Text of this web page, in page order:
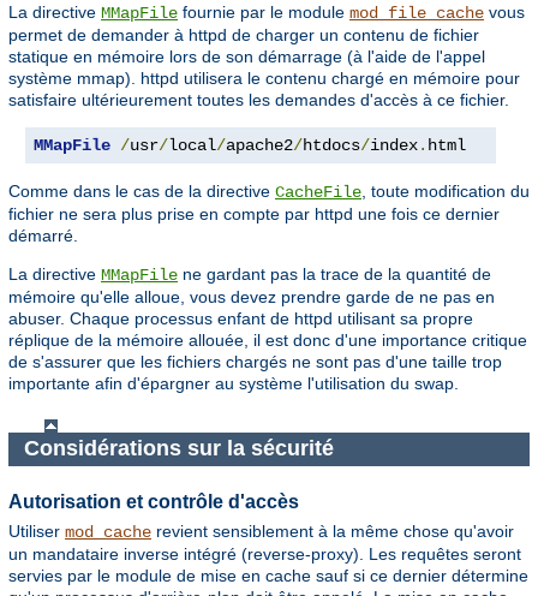
La directive MMapFile fournie par le module mod_file_cache vous
permet de demander à httpd de charger un contenu de fichier
statique en mémoire lors de son démarrage (à l'aide de l'appel
système mmap). httpd utilisera le contenu chargé en mémoire pour
satisfaire ultérieurement toutes les demandes d'accès à ce fichier.
MMapFile /usr/local/apache2/htdocs/index. html
Comme dans le cas de la directive CacheFile , toute modification du
fichier ne sera plus prise en compte par httpd une fois ce dernier
démarré.
La directive MMapFile ne gardant pas la trace de la quantité de
mémoire qu'elle alloue, vous devez prendre garde de ne pas en
abuser. Chaque processus enfant de httpd utilisant sa propre
réplique de la mémoire allouée, il est donc d'une importance critique
de s'assurer que les fichiers chargés ne sont pas d'une taille trop
importante afin d'épargner au système l'utilisation du swap.
Considérations sur la sécurité
Autorisation et contrôle d'accès
Utiliser mod_cache revient sensiblement à la même chose qu'avoir
un mandataire inverse intégré (reverse-proxy). Les requêtes seront
servies par le module de mise en cache sauf si ce dernier détermine